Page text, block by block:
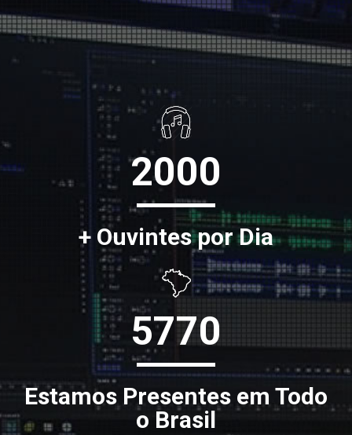
2000
+ Ouvintes por Dia
5770
Estamos Presentes em Todo
o Brasil